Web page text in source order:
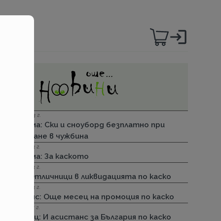
06.12.2023 г.
Групама: Ски и сноуборд безплатно при
пътуване в чужбина
27.04.2023 г.
Групама: За каското
31.03.2023 г.
ДЗИ: Отличници в ликвидацията по каско
31.03.2023 г.
Лев Инс: Още месец на промоция по каско
30.11.2022 г.
Армеец: И асистанс за България по каско